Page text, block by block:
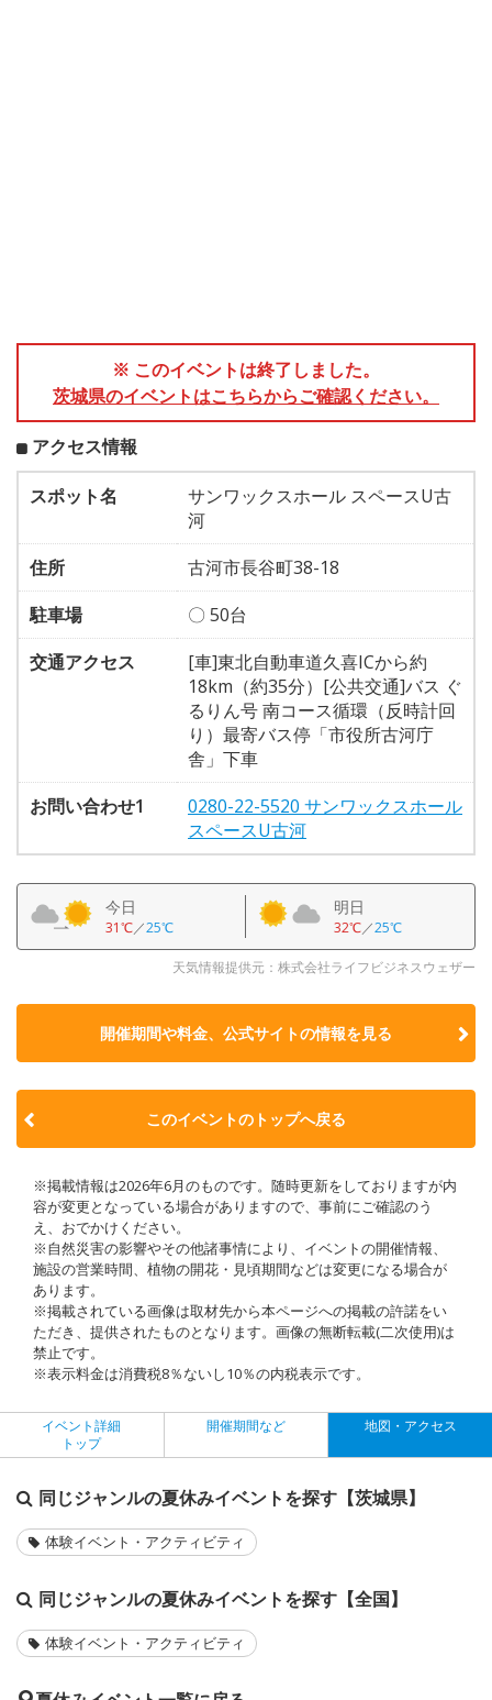
※ このイベントは終了しました。
茨城県のイベントはこちらからご確認ください。
アクセス情報
スポット名
サンワックスホール スペースU古
河
住所
古河市長谷町38-18
駐車場
〇 50台
交通アクセス
[車]東北自動車道久喜ICから約
18km（約35分）[公共交通]バス ぐ
るりん号 南コース循環（反時計回
り）最寄バス停「市役所古河庁
舎」下車
お問い合わせ1
0280-22-5520 サンワックスホール
スペースU古河
今日
31℃／25℃
明日
32℃／25℃
天気情報提供元：株式会社ライフビジネスウェザー
開催期間や料金、公式サイトの情報を見る
このイベントのトップへ戻る
※掲載情報は2026年6月のものです。随時更新をしておりますが内
容が変更となっている場合がありますので、事前にご確認のう
え、おでかけください。
※自然災害の影響やその他諸事情により、イベントの開催情報、
施設の営業時間、植物の開花・見頃期間などは変更になる場合が
あります。
※掲載されている画像は取材先から本ページへの掲載の許諾をい
ただき、提供されたものとなります。画像の無断転載(二次使用)は
禁止です。
※表示料金は消費税8％ないし10％の内税表示です。
イベント詳細
トップ
開催期間など 地図・アクセス
同じジャンルの夏休みイベントを探す【茨城県】
体験イベント・アクティビティ
同じジャンルの夏休みイベントを探す【全国】
体験イベント・アクティビティ